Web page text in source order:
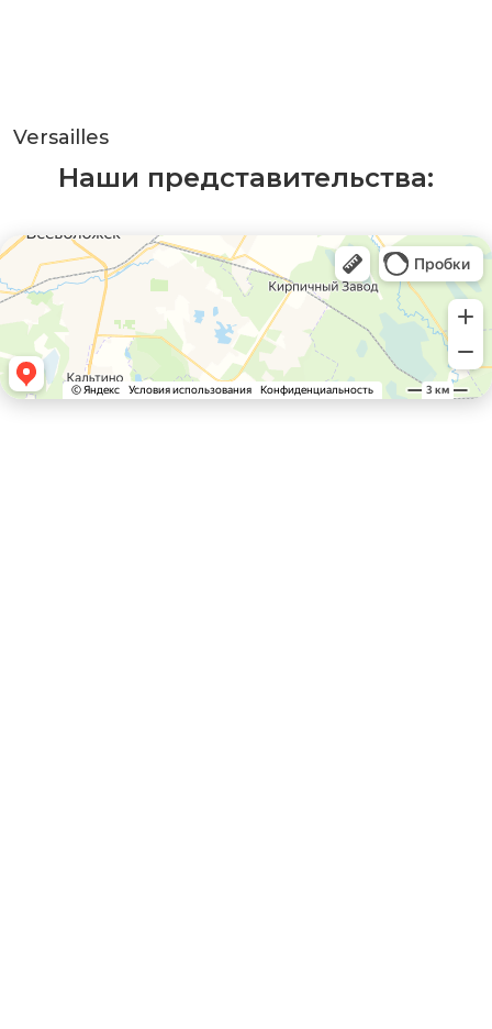
Versailles
Наши представительства: